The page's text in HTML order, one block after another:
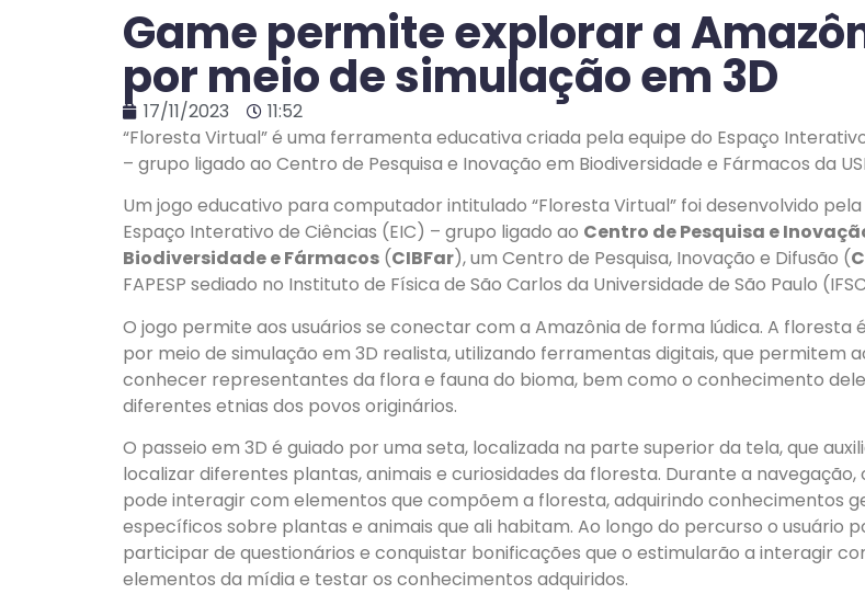
Game permite explorar a
por meio de simulação em 3D
17/11/2023
11:52
“Floresta Virtual” é uma ferramenta educativa criada pela equipe do Espaço
– grupo ligado ao Centro de Pesquisa e Inovação em Biodiversidade e Fármacos da
Um jogo educativo para computador intitulado “Floresta Virtual” foi desenvolvido
Espaço Interativo de Ciências (EIC) – grupo ligado ao Centro de Pesquisa e
Biodiversidade e Fármacos (CIBFar), um Centro de Pesquisa, Inovação e Difusão (
FAPESP sediado no Instituto de Física de São Carlos da Universidade de São Paulo
O jogo permite aos usuários se conectar com a Amazônia de forma lúdica. A floresta
por meio de simulação em 3D realista, utilizando ferramentas digitais, que permitem
conhecer representantes da flora e fauna do bioma, bem como o conhecimento
diferentes etnias dos povos originários.
O passeio em 3D é guiado por uma seta, localizada na parte superior da tela, que
localizar diferentes plantas, animais e curiosidades da floresta. Durante a navegação,
pode interagir com elementos que compõem a floresta, adquirindo conhecimentos
específicos sobre plantas e animais que ali habitam. Ao longo do percurso o usuário
participar de questionários e conquistar bonificações que o estimularão a interagir
elementos da mídia e testar os conhecimentos adquiridos.